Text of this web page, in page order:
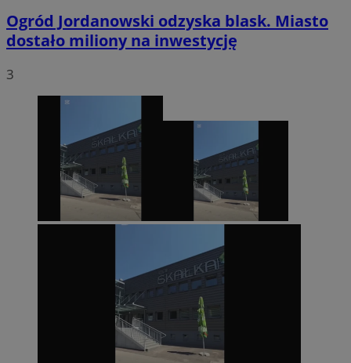
Ogród Jordanowski odzyska blask. Miasto
dostało miliony na inwestycję
3